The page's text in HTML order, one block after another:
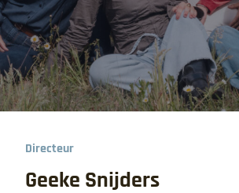
Directeur
Geeke Snijders